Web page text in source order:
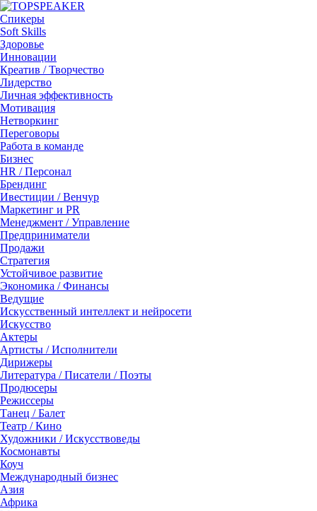
Спикеры
Soft Skills
Здоровье
Инновации
Креатив / Творчество
Лидерство
Личная эффективность
Мотивация
Нетворкинг
Переговоры
Работа в команде
Бизнес
HR / Персонал
Брендинг
Ивестиции / Венчур
Маркетинг и PR
Менеджмент / Управление
Предприниматели
Продажи
Стратегия
Устойчивое развитие
Экономика / Финансы
Ведущие
Искусственный интеллект и нейросети
Искусство
Актеры
Артисты / Исполнители
Дирижеры
Литература / Писатели / Поэты
Продюсеры
Режиссеры
Танец / Балет
Театр / Кино
Художники / Искусствоведы
Космонавты
Коуч
Международный бизнес
Азия
Африка